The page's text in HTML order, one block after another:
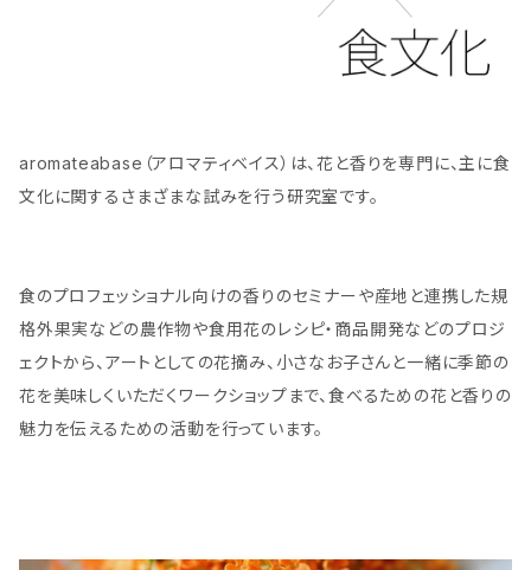
aromateabase（アロマティベイス）は、花と香りを専門に、主に食
文化に関するさまざまな試みを行う研究室です。
食のプロフェッショナル向けの香りのセミナーや産地と連携した規
格外果実などの農作物や食用花のレシピ・商品開発などのプロジ
ェクトから、アートとしての花摘み、小さなお子さんと一緒に季節の
花を美味しくいただくワークショップまで、食べるための花と香りの
魅力を伝えるための活動を行っています。